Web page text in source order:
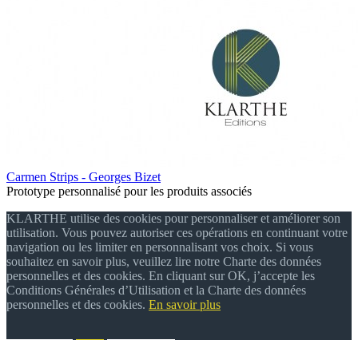
Carmen Strips - Georges Bizet
Prototype personnalisé pour les produits associés
KLARTHE utilise des cookies pour personnaliser et améliorer son
utilisation. Vous pouvez autoriser ces opérations en continuant votre
navigation ou les limiter en personnalisant vos choix. Si vous
souhaitez en savoir plus, veuillez lire notre Charte des données
personnelles et des cookies. En cliquant sur OK, j’accepte les
Conditions Générales d’Utilisation et la Charte des données
personnelles et des cookies. En savoir plus